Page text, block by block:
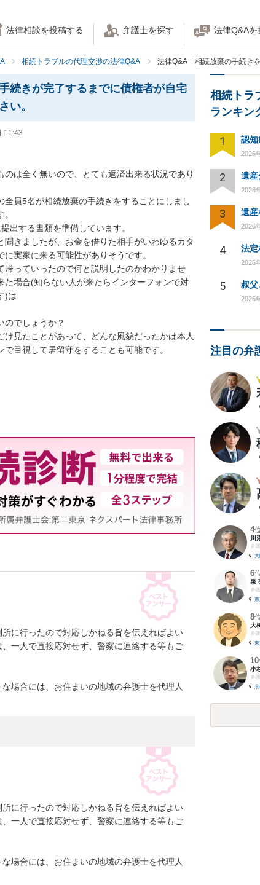
法律相談を投稿する 弁護士を探す 法律Q&Aを
相続トラブルの代理交渉の法律Q&A 法律Q&A「相続放棄の手続き
続きが完了するまでに債権者が自宅
い。
11:43
は全く無いので、とても返済出来る状況であり
員5名が相続放棄の手続きをすることにしまし
出する書類を準備しています。
きましたが、お金を借りた相手がいわゆるカタ
実家に来る可能性がありそうです。
っていったので何と説明したのかわかりませ
場合(知らない人が来たらインターフォンで対
)は
のでしょうか？
見たことがあって、どんな風貌だったかは本人
目視して居留守をすることも可能です。
に行ったので対応しかねる旨を伝えればよい
一人で直接応対せず、警察に連絡する等もご
場合には、お住まいの地域の弁護士を代理人
に行ったので対応しかねる旨を伝えればよい
一人で直接応対せず、警察に連絡する等もご
場合には、お住まいの地域の弁護士を代理人
相続トラ
ランキン
1 認知
2026
2 遺産
2026
3
2026
4
2026
5
2026
注目の弁
4
川
弁
6
泉
弁
8
大
弁
10
小
弁